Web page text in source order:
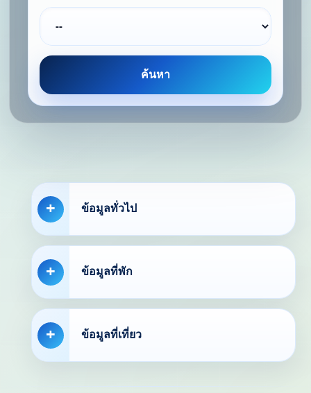
ค้นหา
ข้อมูลทั่วไป
ข้อมูลที่พัก
ข้อมูลที่เที่ยว